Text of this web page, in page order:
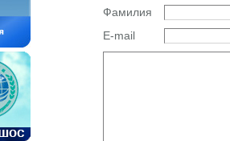
Фамилия
E-mail